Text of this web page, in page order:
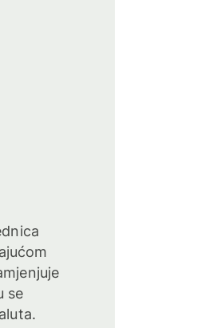
se